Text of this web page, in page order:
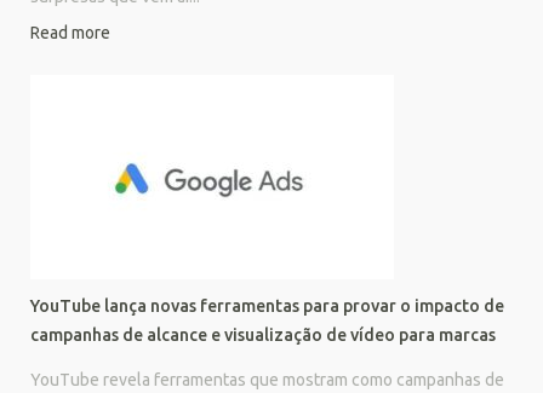
Read more
YouTube lança novas ferramentas para provar o impacto de
campanhas de alcance e visualização de vídeo para marcas
YouTube revela ferramentas que mostram como campanhas de